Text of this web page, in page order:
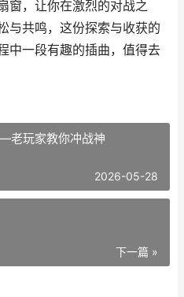
窗，让你在激烈的对战之
与共鸣，这份探索与收获的
中一段有趣的插曲，值得去
老玩家教你冲战神
2026-05-28
下一篇 »